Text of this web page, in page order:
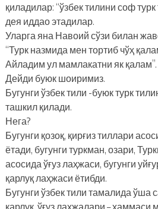
қиладилар: “ўзбек тилини соф
дея иддао этадилар.
Уларга яна Навоий сўзи билан
“Турк назмида мен тортиб чўҳ
Айладим ул мамлакатни як қалам”.
Дейди буюк шоиримиз.
Бугунги ўзбек тили -буюк турк
ташкил қилади.
Нега?
Бугунги қозоқ, қирғиз тиллари
ётади, бугунги туркман, озари,
асосида ўғуз лаҳжаси, бугунги
қарлуқ лаҳжаси ётибди.
Бугунги ўзбек тили тамалида ўша
қарлуқ, ўғуз лаҳжалари –